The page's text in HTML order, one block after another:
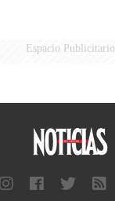
Espacio Publicitario